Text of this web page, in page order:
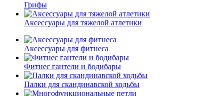
Грифы
Аксессуары для тяжелой атлетики
Аксессуары для фитнеса
Фитнес гантели и бодибары
Палки для скандинавской ходьбы